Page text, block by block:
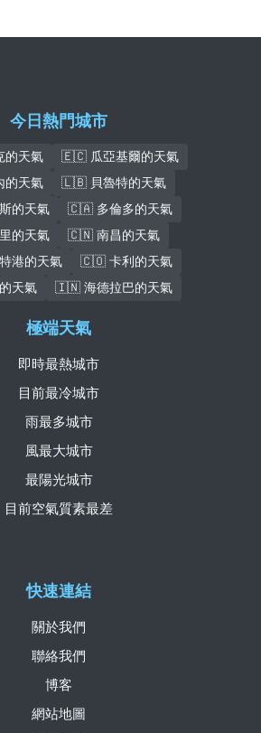
今日熱門城市
天氣
🇪🇨 瓜亞基爾的天氣
天氣
🇱🇧 貝魯特的天氣
的天氣
🇨🇦 多倫多的天氣
的天氣
🇨🇳 南昌的天氣
港的天氣
🇨🇴 卡利的天氣
天氣
🇮🇳 海德拉巴的天氣
快速連結
關於我們
聯絡我們
博客
網站地圖
極端天氣
即時最熱城市
目前最冷城市
雨最多城市
風最大城市
最陽光城市
目前空氣質素最差